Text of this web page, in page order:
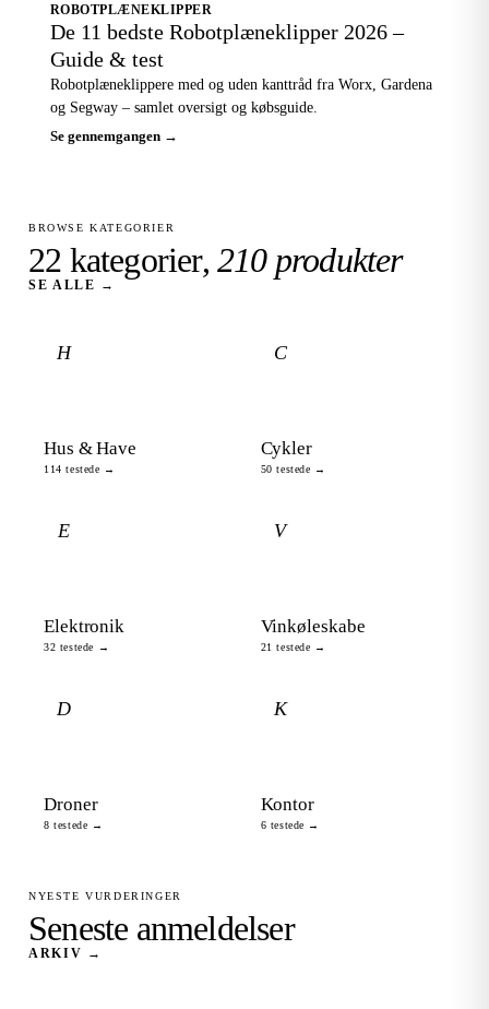
ROBOTPLÆNEKLIPPER
De 11 bedste Robotplæneklipper 2026 –
Guide & test
Robotplæneklippere med og uden kanttråd fra Worx, Gardena
og Segway – samlet oversigt og købsguide.
Se gennemgangen →
BROWSE KATEGORIER
22 kategorier, 210 produkter
SE ALLE →
H
Hus & Have
114 testede →
C
Cykler
50 testede →
E
Elektronik
32 testede →
V
Vinkøleskabe
21 testede →
D
Droner
8 testede →
K
Kontor
6 testede →
NYESTE VURDERINGER
Seneste anmeldelser
ARKIV →